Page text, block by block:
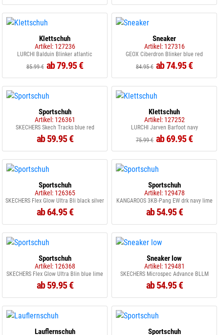
Klettschuh
Artikel: 127236
LURCHI Balduin Blinker atlantic
85.99 € ab 79.95 €
Sneaker
Artikel: 127316
GEOX Ciberdron Blinker blue red
84.95 € ab 74.95 €
Sportschuh
Artikel: 126361
SKECHERS Skech Tracks blue red
ab 59.95 €
Klettschuh
Artikel: 127252
LURCHI Jarven Barfoot navy
75.99 € ab 69.95 €
Sportschuh
Artikel: 126365
SKECHERS Flex Glow Ultra Bli black silver
ab 64.95 €
Sportschuh
Artikel: 129478
KANGAROOS 3KB-Pang EW drk navy lime
ab 54.95 €
Sportschuh
Artikel: 126368
SKECHERS Flex Glow Ultra Blin blue lime
ab 59.95 €
Sneaker low
Artikel: 129481
SKECHERS Microspec Advance BLLM
ab 54.95 €
Lauflernschuh Sportschuh